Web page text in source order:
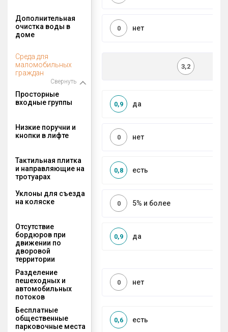
Дополнительная
очистка воды в
доме
нет
0
Среда для
маломобильных
граждан
Свернуть
3,2
Просторные
входные группы
да
0,9
Низкие поручни и
кнопки в лифте
нет
0
Тактильная плитка
и направляющие на
тротуарах
есть
0,8
Уклоны для съезда
на коляске
5% и более
0
Отсутствие
бордюров при
движении по
дворовой
территории
да
0,9
Разделение
пешеходных и
автомобильных
потоков
нет
0
Бесплатные
общественные
парковочные места
есть
0,6